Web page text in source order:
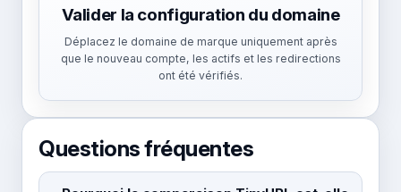
Valider la configuration du domaine
Déplacez le domaine de marque uniquement après
que le nouveau compte, les actifs et les redirections
ont été vérifiés.
Questions fréquentes